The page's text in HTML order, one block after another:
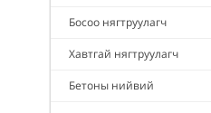
Босоо нягтруулагч
Хавтгай нягтруулагч
Бетоны нийвий